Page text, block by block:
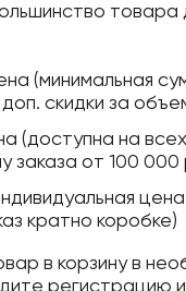
товара
(минимальная
скидки за
(доступна на
заказа от 100 000
кратно коробке)
в корзину в
регистрацию